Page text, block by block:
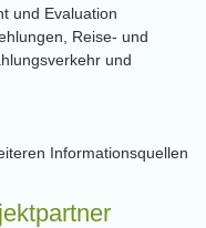
und Evaluation
Reise- und
und
Informationsquellen